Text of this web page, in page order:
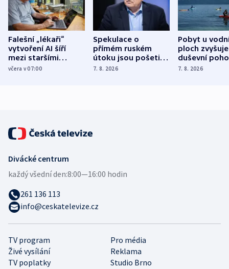
Falešní „lékaři“
vytvoření AI šíří
mezi staršími
Poláky nebezpečné
včera v 07:00
Spekulace o
přímém ruském
útoku jsou pošetilé,
míní estonský
7. 8. 2026
Pobyt u
ploch zvyšuje
duševní
ukázala
7. 8. 2026
TV program
Pro média
Živé vysílání
Reklama
TV poplatky
Studio Brno
Divácké centrum
každý všední den:8:00—16:00 hodin
261 136 113
info@ceskatelevize.cz